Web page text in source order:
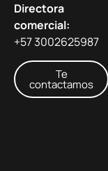
Directora
comercial:
+57 3002625987
Te
contactamos